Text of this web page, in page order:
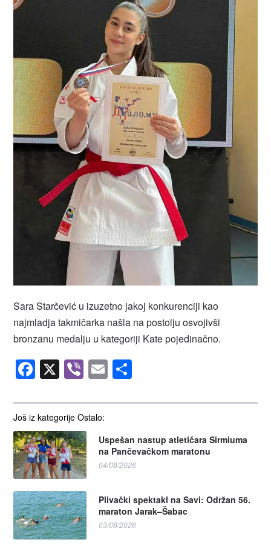
Još iz kategorije Ostalo:
Uspešan nastup atletičara Sirmiuma
na Pančevačkom maratonu
04/08/2026
Plivački spektakl na Savi: Održan 56.
maraton Jarak–Šabac
03/08/2026
Sara Starčević u izuzetno jakoj konkurenciji kao
najmladja takmičarka našla na postolju osvojivši
bronzanu medalju u kategoriji Kate pojedinačno.
Facebook
X Viber
Email